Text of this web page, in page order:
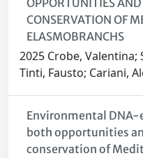
OPPORTUNITIES AND
CONSERVATION OF
ELASMOBRANCHS
2025 Crobe, Valentina;
Tinti, Fausto; Cariani,
Environmental
both opportunities
conservation of